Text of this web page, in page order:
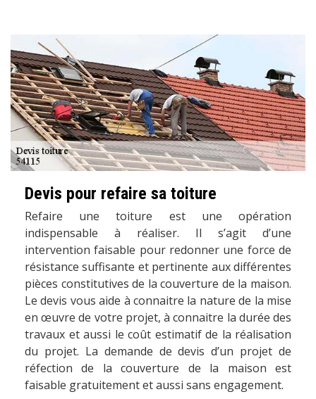
Devis pour refaire sa toiture
Refaire une toiture est une opération
indispensable à réaliser. Il s’agit d’une
intervention faisable pour redonner une force de
résistance suffisante et pertinente aux différentes
pièces constitutives de la couverture de la maison.
Le devis vous aide à connaitre la nature de la mise
en œuvre de votre projet, à connaitre la durée des
travaux et aussi le coût estimatif de la réalisation
du projet. La demande de devis d’un projet de
réfection de la couverture de la maison est
faisable gratuitement et aussi sans engagement.